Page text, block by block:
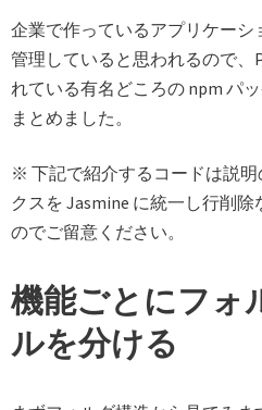
企業で作っているアプリケーシ
管理していると思われるので、
れている有名どころの npm パ
まとめました。
※ 下記で紹介するコードは説
クスを Jasmine に統一し行削
のでご留意ください。
機能ごとにフォ
ルを分ける